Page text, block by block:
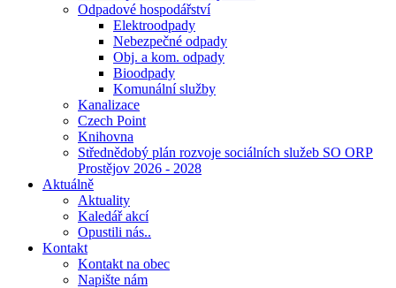
Odpadové hospodářství
Elektroodpady
Nebezpečné odpady
Obj. a kom. odpady
Bioodpady
Komunální služby
Kanalizace
Czech Point
Knihovna
Střednědobý plán rozvoje sociálních služeb SO ORP
Prostějov 2026 - 2028
Aktuálně
Aktuality
Kaledář akcí
Opustili nás..
Kontakt
Kontakt na obec
Napište nám